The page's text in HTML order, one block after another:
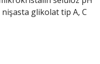
glikolat tip A, C